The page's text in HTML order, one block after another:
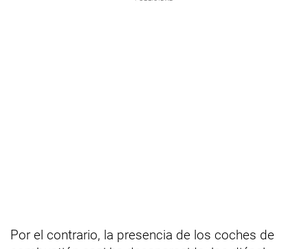
Por el contrario, la presencia de los coches de